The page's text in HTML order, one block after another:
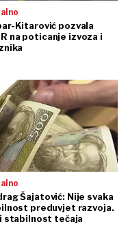
Kitarović pozvala
na poticanje izvoza i
Šajatović: Nije svaka
preduvjet razvoja.
stabilnost tečaja